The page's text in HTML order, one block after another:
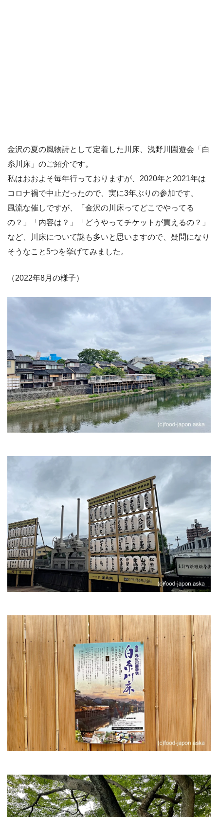
金沢の夏の風物詩として定着した川床、浅野川園遊会「白
糸川床」のご紹介です。
私はおおよそ毎年行っておりますが、2020年と2021年は
コロナ禍で中止だったので、実に3年ぶりの参加です。
風流な催しですが、「金沢の川床ってどこでやってる
の？」「内容は？」「どうやってチケットが買えるの？」
など、川床について謎も多いと思いますので、疑問になり
そうなこと5つを挙げてみました。
（2022年8月の様子）